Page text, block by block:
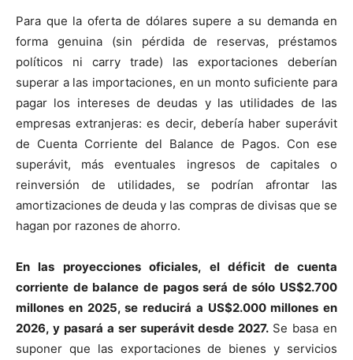
Para que la oferta de dólares supere a su demanda en
forma genuina (sin pérdida de reservas, préstamos
políticos ni carry trade) las exportaciones deberían
superar a las importaciones, en un monto suficiente para
pagar los intereses de deudas y las utilidades de las
empresas extranjeras: es decir, debería haber superávit
de Cuenta Corriente del Balance de Pagos. Con ese
superávit, más eventuales ingresos de capitales o
reinversión de utilidades, se podrían afrontar las
amortizaciones de deuda y las compras de divisas que se
hagan por razones de ahorro.
En las proyecciones oficiales, el déficit de cuenta
corriente de balance de pagos será de sólo US$2.700
millones en 2025, se reducirá a US$2.000 millones en
2026, y pasará a ser superávit desde 2027. Se basa en
suponer que las exportaciones de bienes y servicios